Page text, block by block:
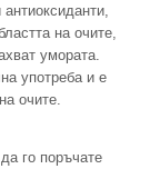
на очите,
умората.
употреба и е
очите.
го поръчате